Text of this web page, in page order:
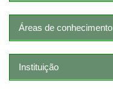
Áreas de conhecimento
Instituição